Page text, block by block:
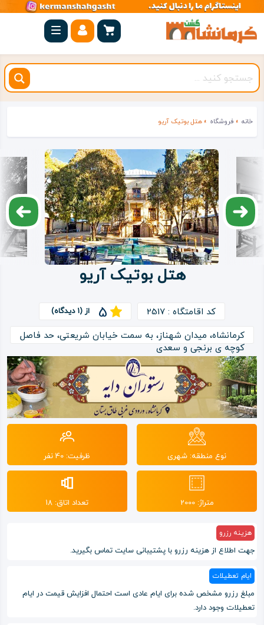
صفحه
اصلی
کرمانشاه
شهرستان
مجموعه
روستاهای
هدف
اقامتگاه
خانه » فروشگاه » هتل بوتیک آریو
هتل بوتیک آریو
کد اقامتگاه : 2517 5 از (1 دیدگاه)
کرمانشاه، میدان شهناز، به سمت خیابان شریعتی، حد فاصل
کوچه ی برنجی و سعدی
نوع منطقه: شهری ظرفیت: 40 نفر
متراژ: 2000 تعداد اتاق: 18
هزینه رزرو
جهت اطلاع از هزینه رزرو با پشتیبانی سایت تماس بگیرید.
ایام تعطیلات
مبلغ رزرو مشخص شده برای ایام عادی است احتمال افزایش قیمت در ایام
تعطیلات وجود دارد.